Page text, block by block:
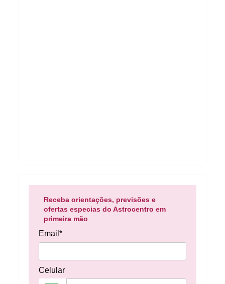
Receba orientações, previsões e
ofertas especias do Astrocentro em
primeira mão
Email*
Celular